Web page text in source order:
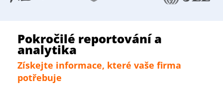
Pokročilé reportování a
analytika
Získejte informace, které vaše firma
potřebuje